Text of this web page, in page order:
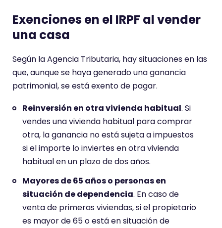
Exenciones en el IRPF al vender
una casa
Según la Agencia Tributaria, hay situaciones en las
que, aunque se haya generado una ganancia
patrimonial, se está exento de pagar.
Reinversión en otra vivienda habitual. Si
vendes una vivienda habitual para comprar
otra, la ganancia no está sujeta a impuestos
si el importe lo inviertes en otra vivienda
habitual en un plazo de dos años.
Mayores de 65 años o personas en
situación de dependencia. En caso de
venta de primeras viviendas, si el propietario
es mayor de 65 o está en situación de